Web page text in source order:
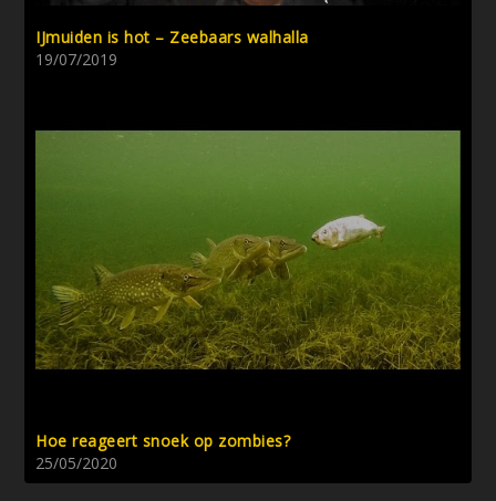
IJmuiden is hot – Zeebaars walhalla
19/07/2019
Hoe reageert snoek op zombies?
25/05/2020